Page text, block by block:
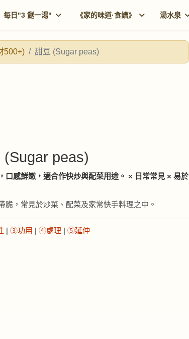
每日"3 餸一湯" 《家的味道·食譜》 湯水泉
500+) 甜豆 (Sugar peas)
(Sugar peas)
口感鮮嫩，適合作快炒與配菜用途。 × 日常常見 × 易於
脆，常見於炒菜、配菜及家常快手料理之中。
| ③功用 | ④處理 | ⑤延伸